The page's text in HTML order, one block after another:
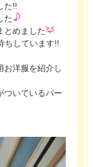
た!!
た
とめました
ちしています!!
お洋服を紹介し
ついているパー